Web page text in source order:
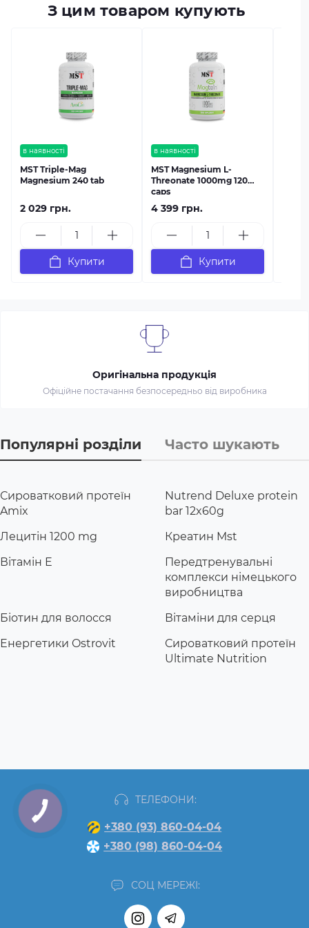
З цим товаром купують
в наявності
MST Triple-Mag
Magnesium 240 tab
2 029 грн.
Купити
в наявності
MST Magnesium L-
Threonate 1000mg 120
caps
4 399 грн.
Купити
Оригінальна продукція
Офіційне постачання безпосередньо від виробника
Популярні розділи Часто шукають
Сироватковий протеїн
Amix
Nutrend Deluxe protein
bar 12x60g
Лецитін 1200 mg
Креатин Mst
Вітамін E
Передтренувальні
комплекси німецького
виробництва
Біотин для волосся
Вітаміни для серця
Енергетики Ostrovit
Сироватковий протеїн
Ultimate Nutrition
ТЕЛЕФОНИ:
+380 (93) 860-04-04
+380 (98) 860-04-04
СОЦ МЕРЕЖІ: